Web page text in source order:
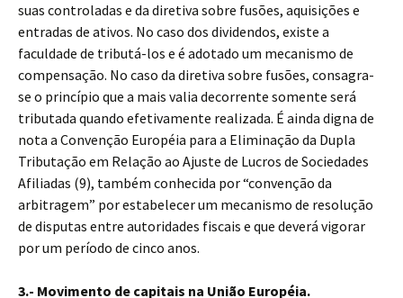
suas controladas e da diretiva sobre fusões, aquisições e
entradas de ativos. No caso dos dividendos, existe a
faculdade de tributá-los e é adotado um mecanismo de
compensação. No caso da diretiva sobre fusões, consagra-
se o princípio que a mais valia decorrente somente será
tributada quando efetivamente realizada. É ainda digna de
nota a Convenção Européia para a Eliminação da Dupla
Tributação em Relação ao Ajuste de Lucros de Sociedades
Afiliadas (9), também conhecida por “convenção da
arbitragem” por estabelecer um mecanismo de resolução
de disputas entre autoridades fiscais e que deverá vigorar
por um período de cinco anos.
3.- Movimento de capitais na União Européia.